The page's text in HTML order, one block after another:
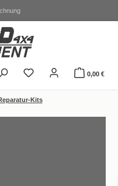
Du hast 0 Produkte
0,00 €
Kits